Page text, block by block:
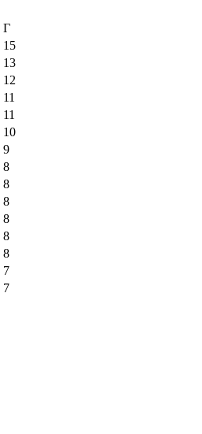
Г
15
13
12
11
11
10
9
8
8
8
8
8
8
7
7